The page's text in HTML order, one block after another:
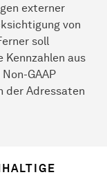
externer
von
soll
aus
GAAP
der Adressaten